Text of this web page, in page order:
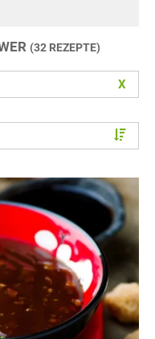
(32 REZEPTE)
X